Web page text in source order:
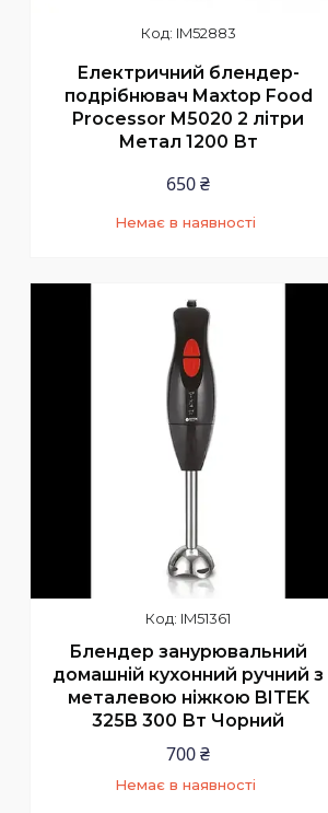
IM52883
Електричний блендер-
подрібнювач Maxtop Food
Processor M5020 2 літри
Метал 1200 Вт
650 ₴
Немає в наявності
+380 (63) 224-90-44
IM51361
Блендер занурювальний
домашній кухонний ручний з
металевою ніжкою BITEK
325B 300 Вт Чорний
700 ₴
Немає в наявності